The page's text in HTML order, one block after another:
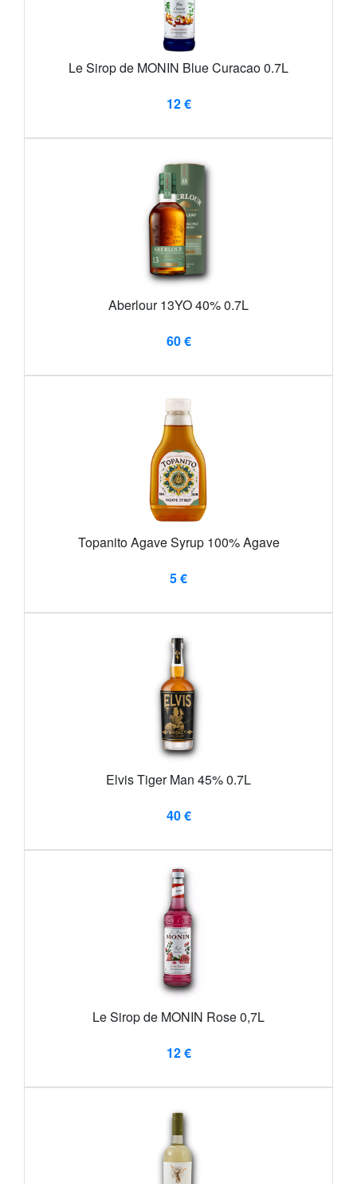
Le Sirop de MONIN Blue Curacao 0.7L
12 €
Aberlour 13YO 40% 0.7L
60 €
Topanito Agave Syrup 100% Agave
5 €
Elvis Tiger Man 45% 0.7L
40 €
Le Sirop de MONIN Rose 0,7L
12 €